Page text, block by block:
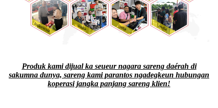
Produk kami dijual ka seueur nagara sareng daérah di
sakumna dunya, sareng kami parantos ngadegkeun hubungan
koperasi jangka panjang sareng klien!